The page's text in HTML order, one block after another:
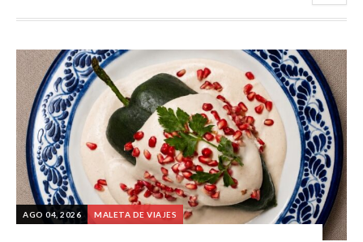
AGO 04, 2026 MALETA DE VIAJES